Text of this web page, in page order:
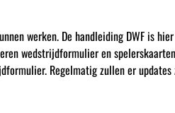
werken. De handleiding DWF is
wedstrijdformulier en
Regelmatig zullen er